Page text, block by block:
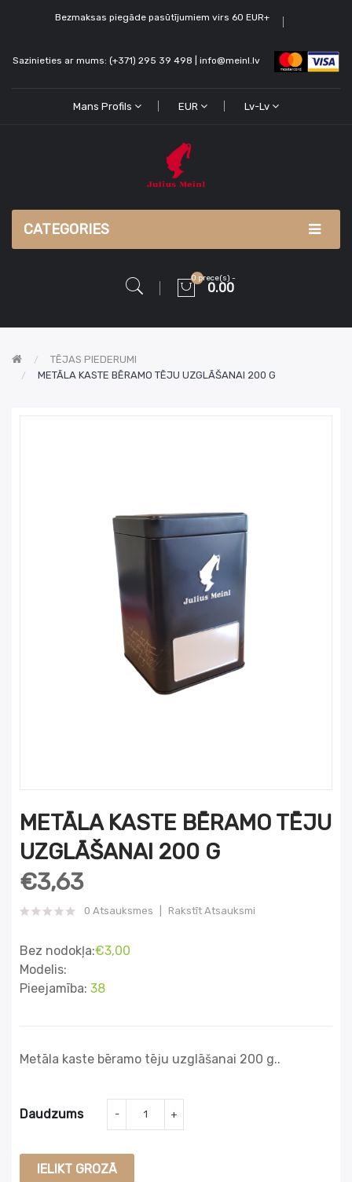
Bezmaksas piegāde pasūtījumiem virs 60 EUR+
Sazinieties ar mums: (+371) 295 39 498 | info@meinl.lv
Mans Profils EUR Lv-Lv
CATEGORIES
0 prece(s) -
0.00
TĒJAS PIEDERUMI
METĀLA KASTE BĒRAMO TĒJU UZGLĀŠANAI 200 G
METĀLA KASTE BĒRAMO TĒJU
UZGLĀŠANAI 200 G
€3,63
0 Atsauksmes Rakstīt Atsauksmi
Bez nodokļa:€3,00
Modelis:
Pieejamība: 38
Metāla kaste bēramo tēju uzglāšanai 200 g..
Daudzums
IELIKT GROZĀ